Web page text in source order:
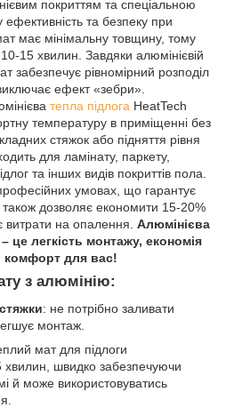
покриттям та спеціальною
ефективність та безпеку при
має мінімальну товщину, тому
15 хвилин. Завдяки алюмінієвій
забезпечує рівномірний розподіл
ефект «зебри».
тепла підлога HeatTech
температуру в приміщенні без
стяжок або підняття рівня
для ламінату, паркету,
та інших видів покриттів пола.
умовах, що гарантує
також дозволяє економити 15-20%
витрати на опалення. Алюмінієва
це легкість монтажу, економія
комфорт для вас!
з алюмінію:
: не потрібно заливати
монтаж.
мат для підлоги
хвилин, швидко забезпечуючи
й може використовуватись